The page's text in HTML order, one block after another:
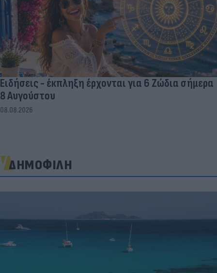
Ειδήσεις - έκπληξη έρχονται για 6 Ζώδια σήμερα
8 Αυγούστου
08.08.2026
ΔΗΜΟΦΙΛΗ